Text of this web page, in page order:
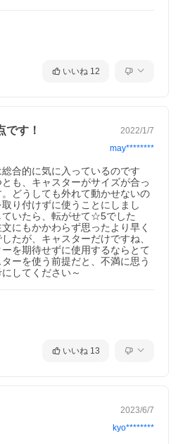
いいね 12
です！ 2022/1/7
may********
合的に気に入っているのです
も、キャスターがサイズが合っ
どうしても外れて動かせないの
り付けずに使うことにしまし
いたら、転がせて☆5でした
にもかかわらず思ったより早く
たが、キャスターだけですね、
を期待せずに使用するならとて
ーを使う前提だと、不満に思う
してください～
いいね 13
2023/6/7
kyo********